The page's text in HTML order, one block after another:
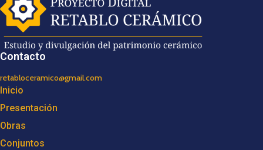
Contacto
retabloceramico@gmail.com
Inicio
Presentación
Obras
Conjuntos